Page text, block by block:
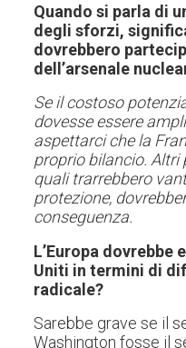
Quando si parla di
degli sforzi,
dovrebbero
dell’arsenale
Se il costoso
dovesse essere
aspettarci che la
proprio bilancio. Altri
quali trarrebbero
protezione,
conseguenza.
L’Europa
Uniti in termini di
radicale?
Sarebbe grave se il
Washington fosse il